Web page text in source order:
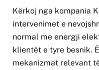
Kërkoj nga kompania
intervenimet e
normal me energji
klientët e tyre besnik.
mekanizmat relevant